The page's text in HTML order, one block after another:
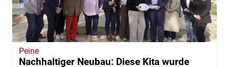
Peine
Nachhaltiger Neubau: Diese Kita wurde